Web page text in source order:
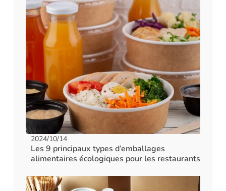
2024/10/14
Les 9 principaux types d’emballages
alimentaires écologiques pour les restaurants